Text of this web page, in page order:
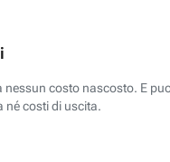
costo nascosto. E
né costi di uscita.